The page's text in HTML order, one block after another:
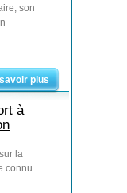
son
plus
à
la
connu